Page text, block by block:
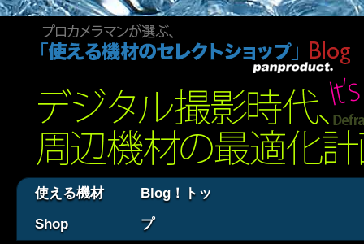
使える機材
Shop
Blog！トッ
プ